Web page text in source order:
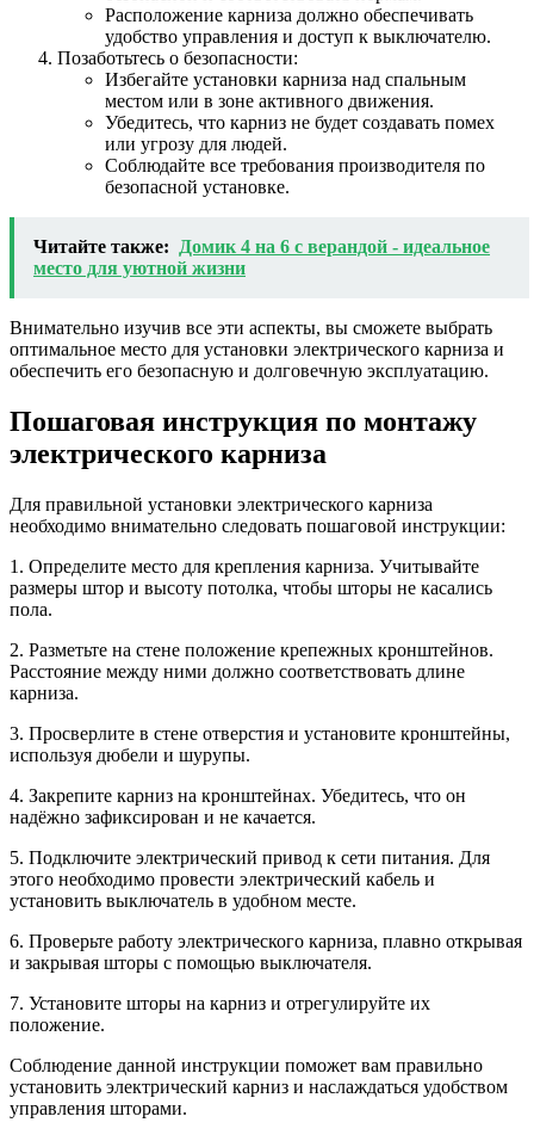
Расположение карниза должно обеспечивать
удобство управления и доступ к выключателю.
Позаботьтесь о безопасности:
Избегайте установки карниза над спальным
местом или в зоне активного движения.
Убедитесь, что карниз не будет создавать помех
или угрозу для людей.
Соблюдайте все требования производителя по
безопасной установке.
Читайте также:
Домик 4 на 6 с верандой - идеальное
место для уютной жизни
Внимательно изучив все эти аспекты, вы сможете выбрать
оптимальное место для установки электрического карниза и
обеспечить его безопасную и долговечную эксплуатацию.
Пошаговая инструкция по монтажу
электрического карниза
Для правильной установки электрического карниза
необходимо внимательно следовать пошаговой инструкции:
1. Определите место для крепления карниза. Учитывайте
размеры штор и высоту потолка, чтобы шторы не касались
пола.
2. Разметьте на стене положение крепежных кронштейнов.
Расстояние между ними должно соответствовать длине
карниза.
3. Просверлите в стене отверстия и установите кронштейны,
используя дюбели и шурупы.
4. Закрепите карниз на кронштейнах. Убедитесь, что он
надёжно зафиксирован и не качается.
5. Подключите электрический привод к сети питания. Для
этого необходимо провести электрический кабель и
установить выключатель в удобном месте.
6. Проверьте работу электрического карниза, плавно открывая
и закрывая шторы с помощью выключателя.
7. Установите шторы на карниз и отрегулируйте их
положение.
Соблюдение данной инструкции поможет вам правильно
установить электрический карниз и наслаждаться удобством
управления шторами.